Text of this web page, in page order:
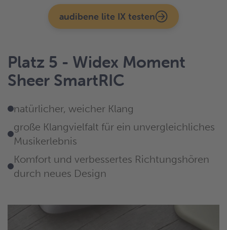
audibene lite IX testen
Platz 5 - Widex Moment
Sheer SmartRIC
natürlicher, weicher Klang
große Klangvielfalt für ein unvergleichliches
Musikerlebnis
Komfort und verbessertes Richtungshören
durch neues Design